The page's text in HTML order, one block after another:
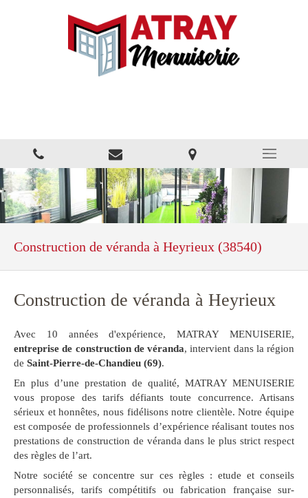
Construction de véranda à Heyrieux (38540)
Construction de véranda à Heyrieux
Avec 10 années d'expérience, MATRAY MENUISERIE,
entreprise de construction de véranda, intervient dans la région
de Saint-Pierre-de-Chandieu (69).
En plus d’une prestation de qualité, MATRAY MENUISERIE
vous propose des tarifs défiants toute concurrence. Artisans
sérieux et honnêtes, nous fidélisons notre clientèle. Notre équipe
est composée de professionnels d’expérience réalisant toutes nos
prestations de construction de véranda dans le plus strict respect
des règles de l’art.
Notre société se concentre sur ces règles : etude et conseils
personnalisés, tarifs compétitifs ou fabrication française sur-